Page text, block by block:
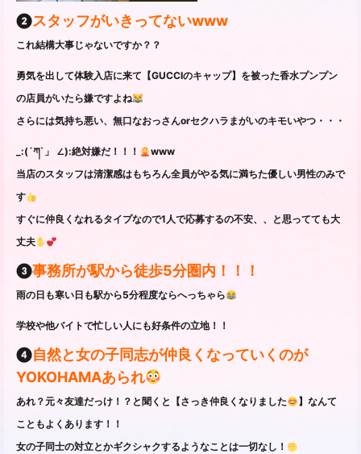
❷スタッフがいきってないwww
これ結構大事じゃないですか？？
勇気を出して体験入店に来て【GUCCIのキャップ】を被った香水プンプン
の店員がいたら嫌ですよね
さらには気持ち悪い、無口なおっさんorセクハラまがいのキモいやつ・・・
_:(´ཀ`」 ∠):絶対嫌だ！！！
www
当店のスタッフは清潔感はもちろん全員がやる気に満ちた優しい男性のみで
す
すぐに仲良くなれるタイプなので1人で応募するの不安、、と思ってても大
丈夫
❸事務所が駅から徒歩5分圏内！！！
雨の日も寒い日も駅から5分程度ならへっちゃら
学校や他バイトで忙しい人にも好条件の立地！！
❹自然と女の子同志が仲良くなっていくのが
YOKOHAMAあられ
あれ？元々友達だっけ！？と聞くと【さっき仲良くなりました
】なんて
こともよくあります！！
女の子同士の対立とかギクシャクするようなことは一切なし！